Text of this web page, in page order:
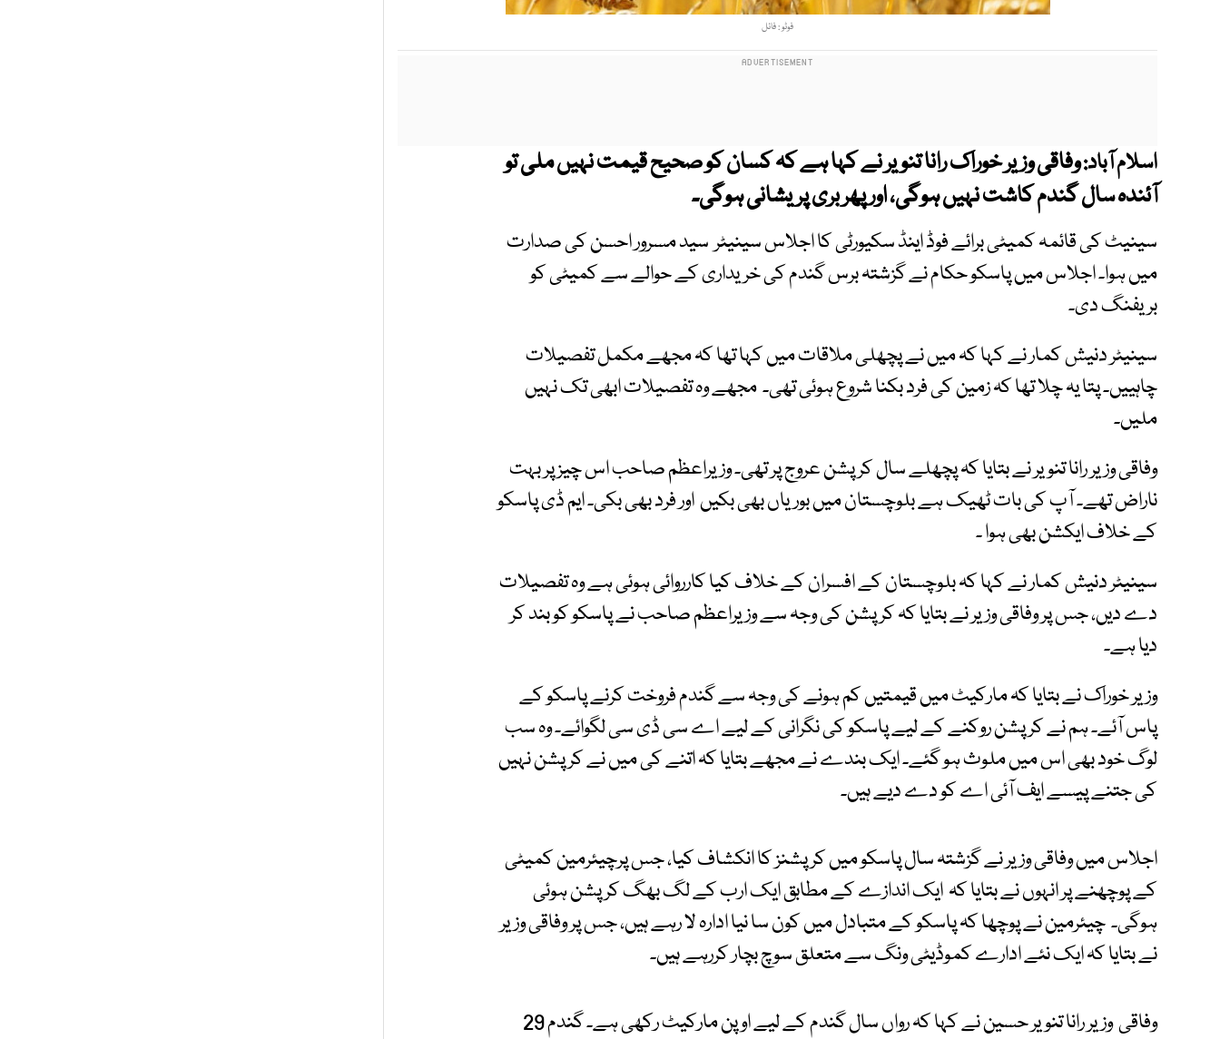
فوٹو : فائل
اسلام آباد:وفاقی وزیر خوراک رانا تنویر نے کہا ہے کہ کسان کو صحیح قیمت نہیں ملی تو
آئندہ سال گندم کاشت نہیں ہوگی، اور پھر بری پریشانی ہوگی۔
سینیٹ کی قائمہ کمیٹی برائے فوڈ اینڈ سکیورٹی کا اجلاس سینیٹر سید مسرور احسن کی صدارت
میں ہوا۔ اجلاس میں پاسکو حکام نے گزشتہ برس گندم کی خریداری کے حوالے سے کمیٹی کو
بریفنگ دی۔
سینیٹر دنیش کمار نے کہا کہ میں نے پچھلی ملاقات میں کہا تھا کہ مجھے مکمل تفصیلات
چاہییں۔ پتا یہ چلا تھا کہ زمین کی فرد بکنا شروع ہوئی تھی۔ مجھے وہ تفصیلات ابھی تک نہیں
ملیں۔
وفاقی وزیر رانا تنویر نے بتایا کہ پچھلے سال کرپشن عروج پر تھی۔ وزیراعظم صاحب اس چیز پر بہت
ناراض تھے۔ آپ کی بات ٹھیک ہے بلوچستان میں بوریاں بھی بکیں اور فرد بھی بکی۔ ایم ڈی پاسکو
کے خلاف ایکشن بھی ہوا ۔
سینیٹر دنیش کمار نے کہا کہ بلوچستان کے افسران کے خلاف کیا کارروائی ہوئی ہے وہ تفصیلات
دے دیں، جس پر وفاقی وزیر نے بتایا کہ کرپشن کی وجہ سے وزیراعظم صاحب نے پاسکو کو بند کر
دیا ہے۔
وزیر خوراک نے بتایا کہ مارکیٹ میں قیمتیں کم ہونے کی وجہ سے گندم فروخت کرنے پاسکو کے
پاس آئے۔ ہم نے کرپشن روکنے کے لیے پاسکو کی نگرانی کے لیے اے سی ڈی سی لگوائے۔ وہ سب
لوگ خود بھی اس میں ملوث ہو گئے۔ ایک بندے نے مجھے بتایا کہ اتنے کی میں نے کرپشن نہیں
کی جتنے پیسے ایف آئی اے کو دے دیے ہیں۔
اجلاس میں وفاقی وزیر نے گزشتہ سال پاسکو میں کرپشنز کا انکشاف کیا، جس پرچیئرمین کمیٹی
کے پوچھنے پر انہوں نے بتایا کہ ایک اندازے کے مطابق ایک ارب کے لگ بھگ کرپشن ہوئی
ہوگی۔ چیئرمین نے پوچھا کہ پاسکو کے متبادل میں کون سا نیا ادارہ لا رہے ہیں، جس پر وفاقی وزیر
نے بتایا کہ ایک نئے ادارے کموڈیٹی ونگ سے متعلق سوچ بچار کررہے ہیں۔
وفاقی وزیر رانا تنویر حسین نے کہا کہ رواں سال گندم کے لیے اوپن مارکیٹ رکھی ہے۔ گندم 29